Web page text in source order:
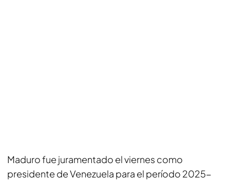
Maduro fue juramentado el viernes como
presidente de Venezuela para el período 2025-